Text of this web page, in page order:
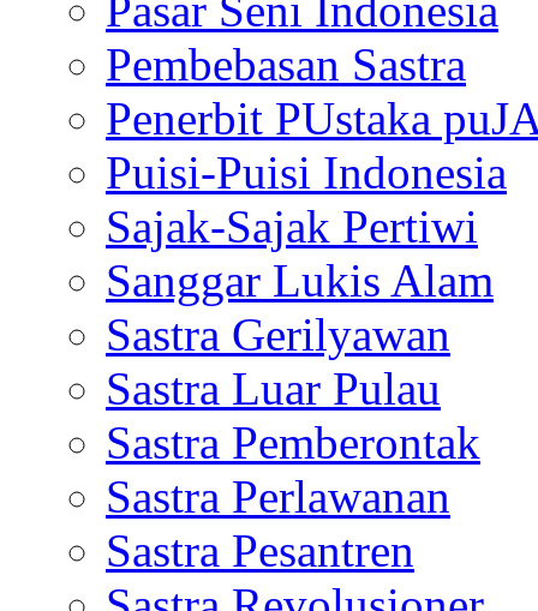
Pembebasan Sastra
Penerbit PUstaka
Puisi-Puisi Indonesia
Sajak-Sajak Pertiwi
Sanggar Lukis Alam
Sastra Gerilyawan
Sastra Luar Pulau
Sastra Pemberontak
Sastra Perlawanan
Sastra Pesantren